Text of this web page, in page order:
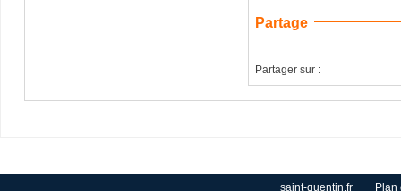
Partage
Partager sur :
saint-quentin.fr Plan